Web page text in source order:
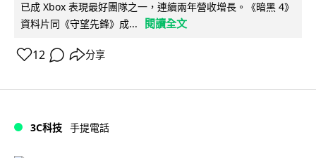
已成 Xbox 表現最好團隊之一，連續兩年營收增長。《暗黑 4》
資料片同《守望先鋒》成...
閱讀全文
12 分享
3C科技 手提電話